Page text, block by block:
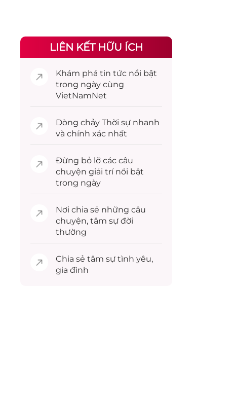
LIÊN KẾT HỮU ÍCH
Khám phá tin tức nổi bật
trong ngày cùng
VietNamNet
Dòng chảy Thời sự nhanh
và chính xác nhất
Đừng bỏ lỡ các câu
chuyện giải trínổi bật
trong ngày
Nơi chia sẻ những câu
chuyện, tâm sự đời
thường
Chia sẻ tâm sự tình yêu,
gia đình